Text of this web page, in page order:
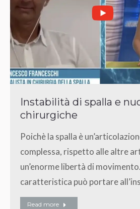
Instabilità di spalla e
chirurgiche
Poichè la spalla è
complessa, rispetto alle altre
un’enorme libertà di
caratteristica può portare
Read more